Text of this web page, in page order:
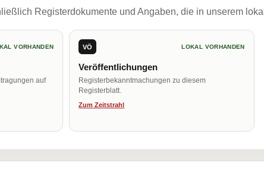
Registerdokumente und Angaben, die in unserem
VORHANDEN
auf
VÖ LOKAL VORHANDEN
Veröffentlichungen
Registerbekanntmachungen zu diesem
Registerblatt.
Zum Zeitstrahl